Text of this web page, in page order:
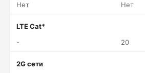
Нет
Нет
LTE Cat*
-
20
2G сети